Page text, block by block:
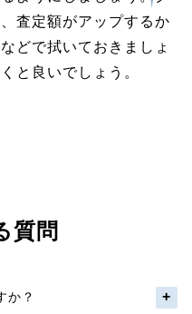
査定額がアップするか
どで拭いておきましょ
と良いでしょう。
質問
か？